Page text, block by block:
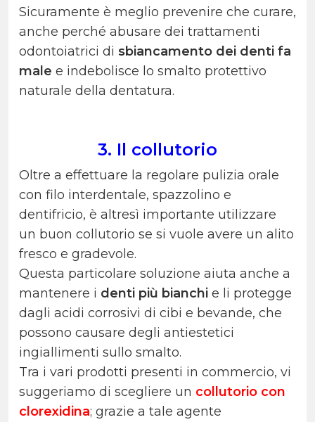
Sicuramente è meglio prevenire che curare,
anche perché abusare dei trattamenti
odontoiatrici di sbiancamento dei denti fa
male e indebolisce lo smalto protettivo
naturale della dentatura.
3. Il collutorio
Oltre a effettuare la regolare pulizia orale
con filo interdentale, spazzolino e
dentifricio, è altresì importante utilizzare
un buon collutorio se si vuole avere un alito
fresco e gradevole.
Questa particolare soluzione aiuta anche a
mantenere i denti più bianchi e li protegge
dagli acidi corrosivi di cibi e bevande, che
possono causare degli antiestetici
ingiallimenti sullo smalto.
Tra i vari prodotti presenti in commercio, vi
suggeriamo di scegliere un collutorio con
clorexidina; grazie a tale agente